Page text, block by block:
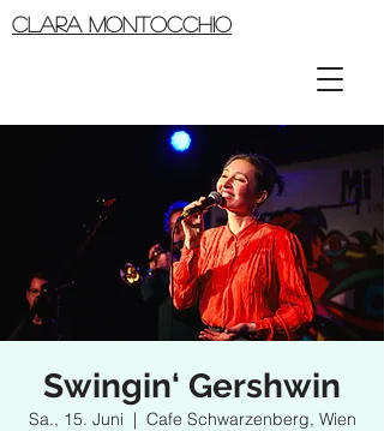
CLARA MONTOCCHIO
Swingin‘ Gershwin
Sa., 15. Juni
  |
Cafe Schwarzenberg, Wien